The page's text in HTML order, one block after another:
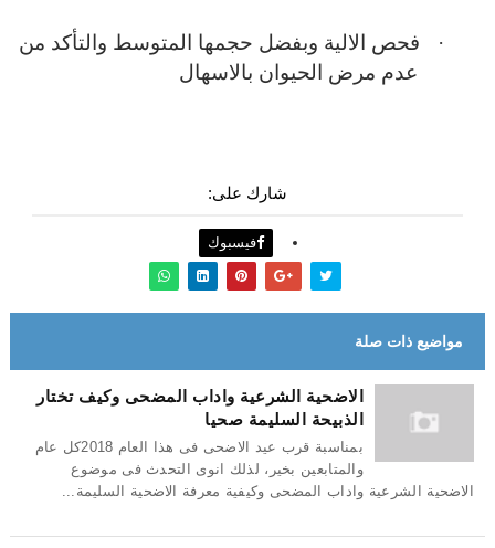
·
فحص الالية وبفضل حجمها المتوسط والتأكد من
عدم مرض الحيوان بالاسهال
شارك على:
فيسبوك
مواضيع ذات صلة
الاضحية الشرعية واداب المضحى وكيف تختار
الذبيحة السليمة صحيا
بمناسبة قرب عيد الاضحى فى هذا العام 2018كل عام
والمتابعين بخير، لذلك انوى التحدث فى موضوع
الاضحية الشرعية واداب المضحى وكيفية معرفة الاضحية السليمة...